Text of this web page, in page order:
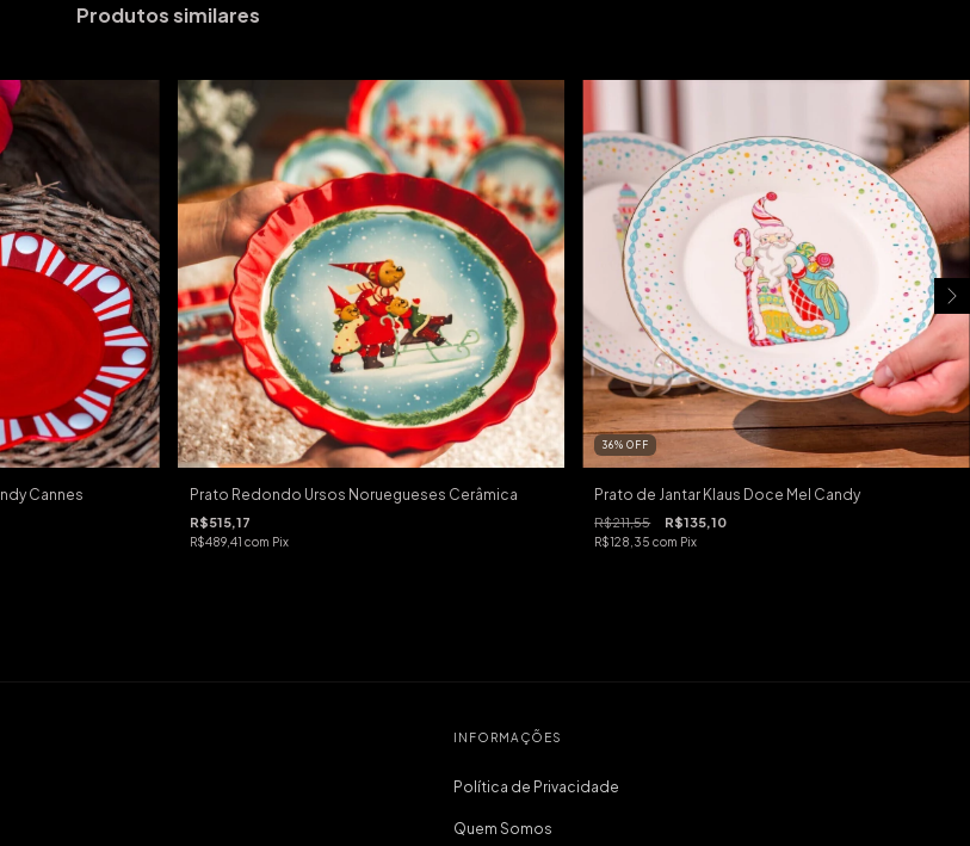
Produtos similares
Cannes Prato Redondo Ursos Noruegueses Cerâmica
R$515,17
R$489,41 com Pix
36%OFF
Prato de Jantar Klaus Doce Mel Candy
R$211,55 R$135,10
R$128,35com Pix
INFORMAÇÕES
Política de Privacidade
Quem Somos